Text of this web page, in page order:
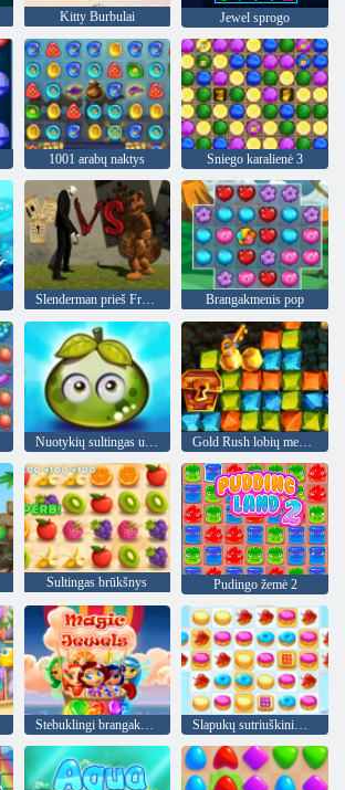
Kitty Burbulai Jewel sprogo
1001 arabų naktys Sniego karalienė 3
Slenderman prieš Freddy The Fazbear Brangakmenis pop
Nuotykių sultingas uogas Gold Rush lobių medžioklė
Sultingas brūkšnys Pudingo žemė 2
Stebuklingi brangakmeniai Slapukų sutriuškinimas 2